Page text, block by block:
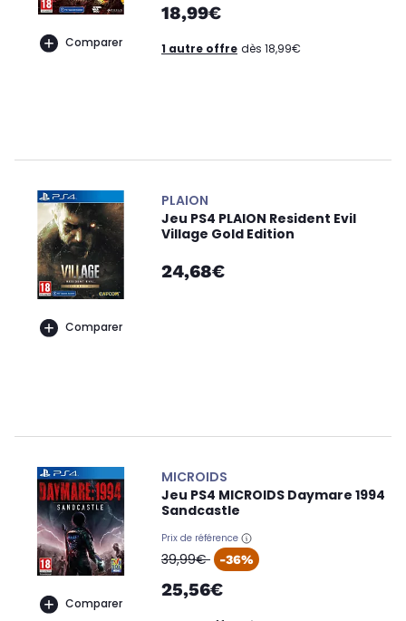
Comparer
18,99€
1 autre offre dès 18,99€
Comparer
PLAION
Jeu PS4 PLAION Resident Evil
Village Gold Edition
24,68€
Comparer
MICROIDS
Jeu PS4 MICROIDS Daymare 1994
Sandcastle
Prix de référence
oldPrice
39,99€ -36%
25,56€